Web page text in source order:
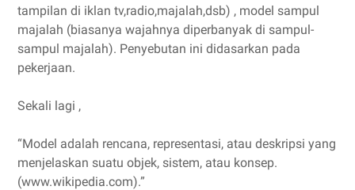
tampilan di iklan tv,radio,majalah,dsb) , model sampul
majalah (biasanya wajahnya diperbanyak di sampul-
sampul majalah). Penyebutan ini didasarkan pada
pekerjaan.
Sekali lagi ,
“Model adalah rencana, representasi, atau deskripsi yang
menjelaskan suatu objek, sistem, atau konsep.
(www.wikipedia.com).”